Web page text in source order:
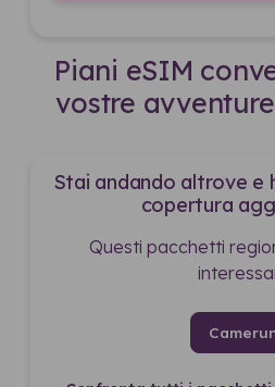
Piani eSIM
vostre
Stai andando altrove e
copertura
Questi pacchetti